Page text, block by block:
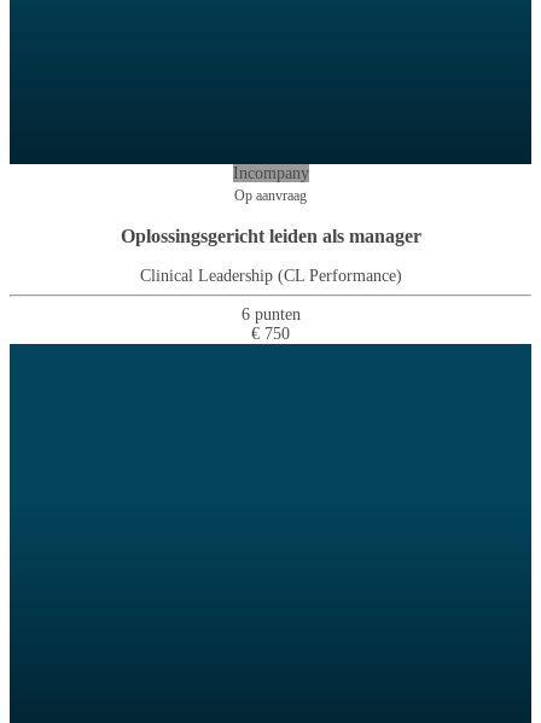
Incompany
Op aanvraag
Oplossingsgericht leiden als manager
Clinical Leadership (CL Performance)
6 punten
€ 750